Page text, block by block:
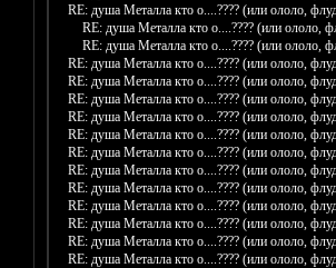
RE: душа Металла кто о....???? (или ололо,
RE: душа Металла кто о....???? (или ололо,
RE: душа Металла кто о....???? (или ололо,
RE: душа Металла кто о....???? (или ололо,
RE: душа Металла кто о....???? (или ололо,
RE: душа Металла кто о....???? (или ололо,
RE: душа Металла кто о....???? (или ололо,
RE: душа Металла кто о....???? (или ололо,
RE: душа Металла кто о....???? (или ололо,
RE: душа Металла кто о....???? (или ололо,
RE: душа Металла кто о....???? (или ололо,
RE: душа Металла кто о....???? (или ололо,
RE: душа Металла кто о....???? (или ололо,
RE: душа Металла кто о....???? (или ололо,
RE: душа Металла кто о....???? (или ололо,